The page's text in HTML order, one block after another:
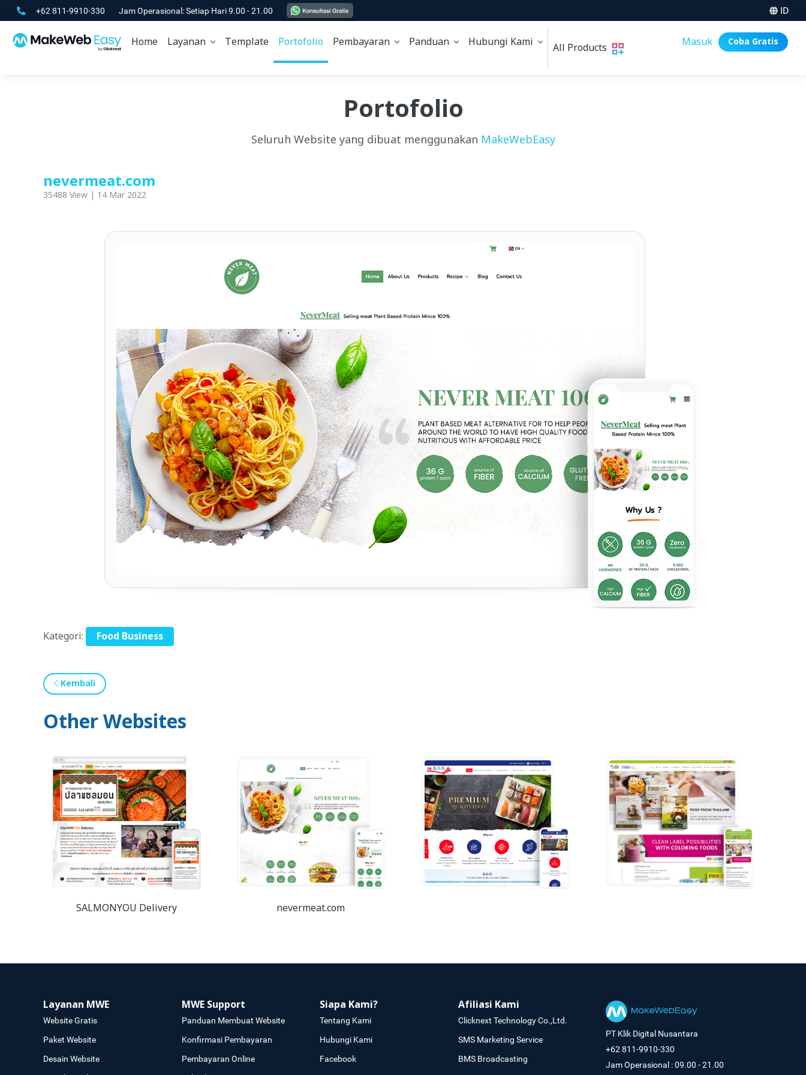
+62 811-9910-330 Jam Operasional: Setiap Hari 9.00 - 21.00 ID
Home Layanan Template Portofolio Pembayaran Panduan Hubungi Kami All Products Masuk Coba Gratis
Portofolio
Seluruh Website yang dibuat menggunakan MakeWebEasy
nevermeat.com
35488 View | 14 Mar 2022
Kategori: Food Business
Kembali
Other Websites
SALMONYOU Delivery nevermeat.com
Layanan MWE
Website Gratis
Paket Website
Desain Website
MWE Support
Panduan Membuat Website
Konfirmasi Pembayaran
Pembayaran Online
Siapa Kami?
Tentang Kami
Hubungi Kami
Facebook
Afiliasi Kami
Clicknext Technology Co.,Ltd.
SMS Marketing Service
BMS Broadcasting
PT Klik Digital Nusantara
+62 811-9910-330
Jam Operasional : 09.00 - 21.00